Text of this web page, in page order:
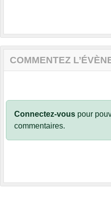
COMMENTEZ
Connectez-vous pour
commentaires.